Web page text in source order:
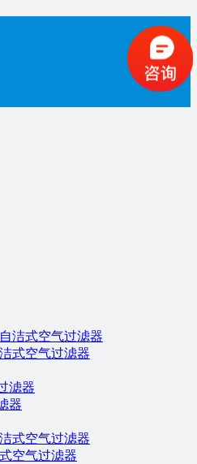
式空气过滤器
器
空气过滤器